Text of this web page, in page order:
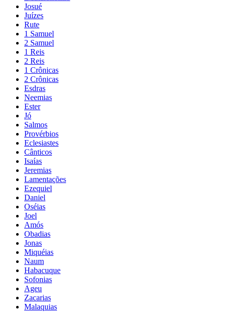
Josué
Juízes
Rute
1 Samuel
2 Samuel
1 Reis
2 Reis
1 Crônicas
2 Crônicas
Esdras
Neemias
Ester
Jó
Salmos
Provérbios
Eclesiastes
Cânticos
Isaías
Jeremias
Lamentações
Ezequiel
Daniel
Oséias
Joel
Amós
Obadias
Jonas
Miquéias
Naum
Habacuque
Sofonias
Ageu
Zacarias
Malaquias